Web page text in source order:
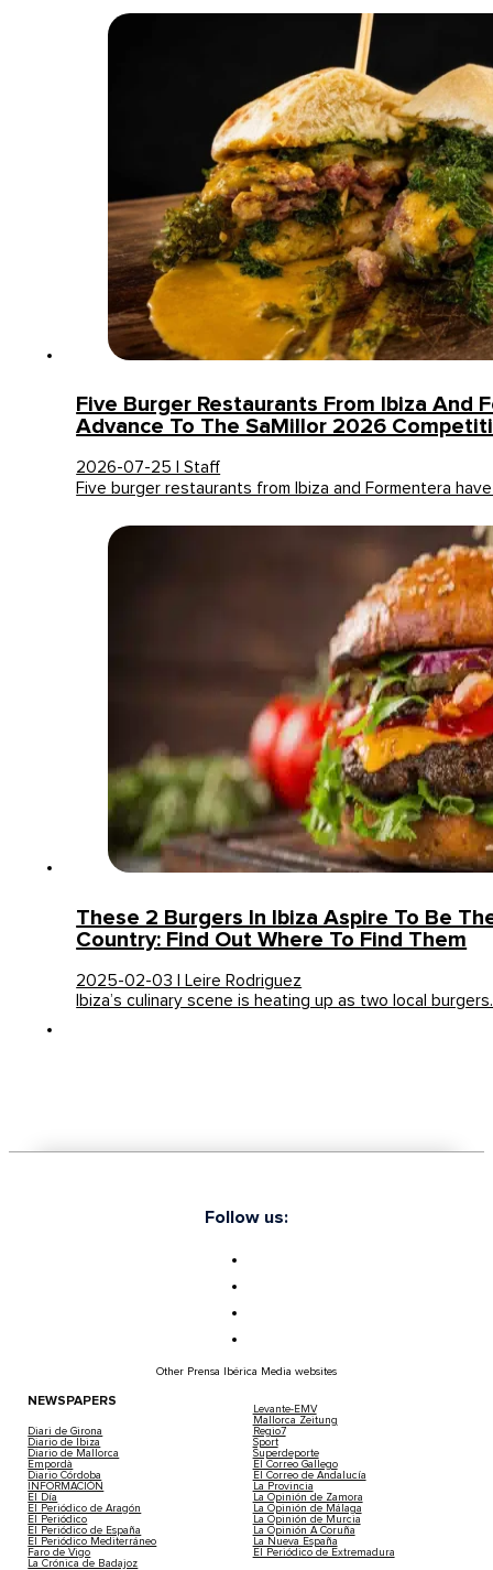
Five Burger Restaurants From Ibiza And
Advance To The SaMillor 2026
2026-07-25 | Staff
Five burger restaurants from Ibiza and Formentera
These 2 Burgers In Ibiza Aspire To Be
Country: Find Out Where To Find Them
2025-02-03 | Leire Rodriguez
Ibiza’s culinary scene is heating up as two local
Follow us:
Other Prensa Ibérica Media websites
NEWSPAPERS
Diari de Girona
Diario de Ibiza
Diario de Mallorca
Empordà
Diario Córdoba
INFORMACIÓN
El Día
El Periódico de Aragón
El Periódico
El Periódico de España
El Periódico Mediterráneo
Faro de Vigo
La Crónica de Badajoz
Levante-EMV
Mallorca Zeitung
Regio7
Sport
Superdeporte
El Correo Gallego
El Correo de Andalucía
La Provincia
La Opinión de Zamora
La Opinión de Málaga
La Opinión de Murcia
La Opinión A Coruña
La Nueva España
El Periódico de Extremadura